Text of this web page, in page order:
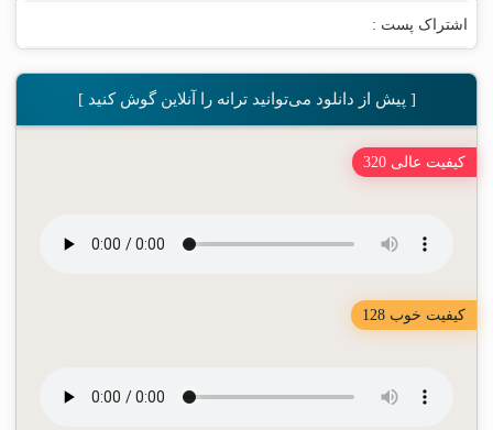
اشتراک پست :
[ پیش از دانلود می‌توانید ترانه را آنلاین گوش کنید ]
کیفیت عالی 320
کیفیت خوب 128